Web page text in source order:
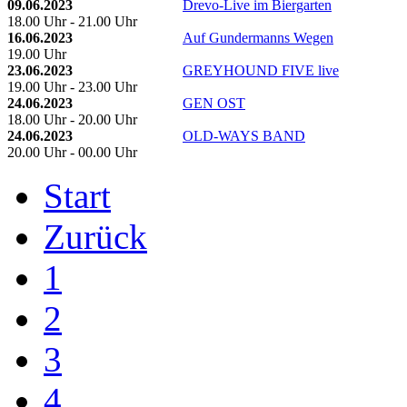
09.06.2023
18.00 Uhr - 21.00 Uhr
Drevo-Live im Biergarten
16.06.2023
19.00 Uhr
Auf Gundermanns Wegen
23.06.2023
19.00 Uhr - 23.00 Uhr
GREYHOUND FIVE live
24.06.2023
18.00 Uhr - 20.00 Uhr
GEN OST
24.06.2023
20.00 Uhr - 00.00 Uhr
OLD-WAYS BAND
Start
Zurück
1
2
3